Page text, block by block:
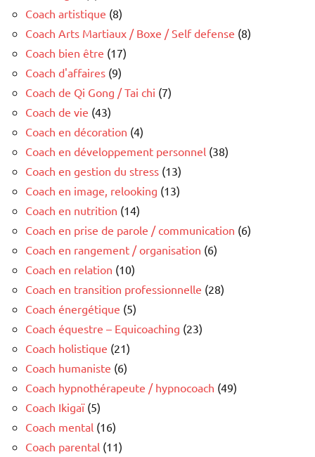
Coach artistique (8)
Coach Arts Martiaux / Boxe / Self defense (8)
Coach bien être (17)
Coach d'affaires (9)
Coach de Qi Gong / Tai chi (7)
Coach de vie (43)
Coach en décoration (4)
Coach en développement personnel (38)
Coach en gestion du stress (13)
Coach en image, relooking (13)
Coach en nutrition (14)
Coach en prise de parole / communication (6)
Coach en rangement / organisation (6)
Coach en relation (10)
Coach en transition professionnelle (28)
Coach énergétique (5)
Coach équestre – Equicoaching (23)
Coach holistique (21)
Coach humaniste (6)
Coach hypnothérapeute / hypnocoach (49)
Coach Ikigaï(5)
Coach mental (16)
Coach parental (11)